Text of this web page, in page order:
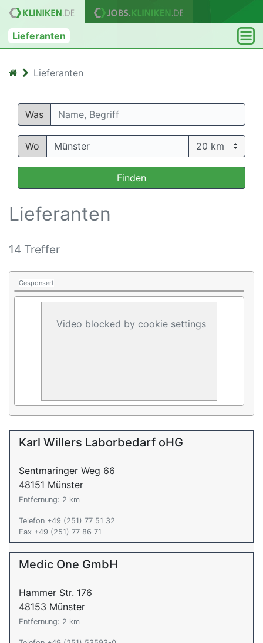
Lieferanten
Lieferanten
Was
Wo
Finden
Lieferanten
14 Treffer
Gesponsert
Video blocked by cookie settings
Karl Willers Laborbedarf oHG
Sentmaringer Weg 66
48151 Münster
Entfernung: 2 km
Telefon +49 (251) 77 51 32
Fax +49 (251) 77 86 71
Medic One GmbH
Hammer Str. 176
48153 Münster
Entfernung: 2 km